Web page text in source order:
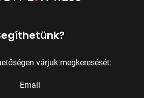
várjuk megkeresését:
Email